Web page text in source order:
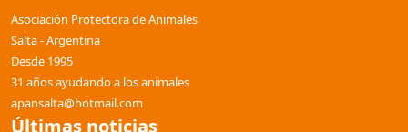
Asociación Protectora de Animales
Salta - Argentina
Desde 1995
31 años ayudando a los animales
apansalta@hotmail.com
Últimas noticias